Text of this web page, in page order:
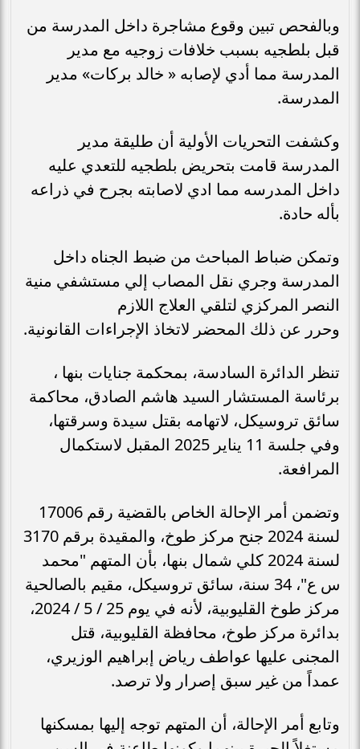
وبالفحص تبين وقوع مشاجرة داخل المدرسة من
قبل بلطجيه بسبب خلافات زوجيه مع مدير
المدرسة مما أدي لإصابه « خالد بركات» مدير
المدرسة.
وكشفت التحريات الأولية أن طليقة مدير
المدرسة قامت بتحريض بلطجيه للتعدي عليه
داخل المدرسه مما ادي لاصابته بجرح في ذراعه
بأله حادة.
وتمكن ضباط المباحث من ضبط الجناه داخل
المدرسة وجري نقل المصاب إلي مستشفي منية
النصر المركزي لتلقي العلاج اللازم
وحرر عن ذلك المحضر لاتخاذ الإجراءات القانونية.
تنظر الدائرة السادسة، بمحكمة جنايات بنها ،
برئاسة المستشار السيد هاشم الصادق، محاكمة
سائق تروسيكل، لاتهامه بقتل سيدة وسرقتها،
وفي جلسة 11 يناير 2025 المقبل لاستكمال
المرافعة.
وتضمن أمر الإحالة الخاص بالقضية رقم 17006
لسنة 2024 جنح مركز طوخ، والمقيدة برقم 3170
لسنة 2024 كلي شمال بنها، بأن المتهم "محمد
س ع"، 34 سنة، سائق تروسيكل، مقيم بالصالحية
مركز طوخ القليوبية، لأنه في يوم 25 / 5 / 2024،
بدائرة مركز طوخ، محافظة القليوبية، قتل
المجنى عليها عواطف رياض إبراهيم الوزيري،
عمداً من غير سبق إصرار ولا ترصد.
وتابع أمر الإحالة، أن المتهم توجه إليها بمسكنها